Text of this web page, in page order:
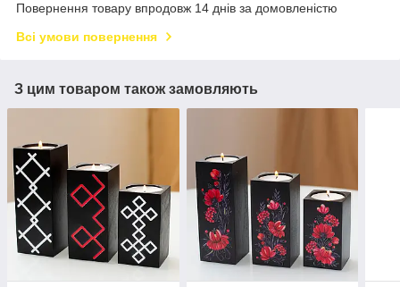
Повернення товару впродовж 14 днів за домовленістю
Всі умови повернення
З цим товаром також замовляють